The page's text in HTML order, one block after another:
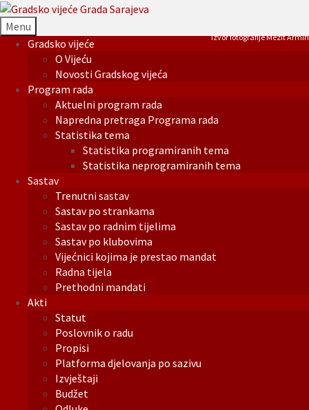
Menu
Gradsko vijeće
O Vijeću
Novosti Gradskog vijeća
Program rada
Aktuelni program rada
Napredna pretraga Programa rada
Statistika tema
Statistika programiranih tema
Statistika neprogramiranih tema
Sastav
Trenutni sastav
Sastav po strankama
Sastav po radnim tijelima
Sastav po klubovima
Vijećnici kojima je prestao mandat
Radna tijela
Prethodni mandati
Akti
Statut
Poslovnik o radu
Propisi
Platforma djelovanja po sazivu
Izvještaji
Budžet
Izvor fotografije Mezit Armin